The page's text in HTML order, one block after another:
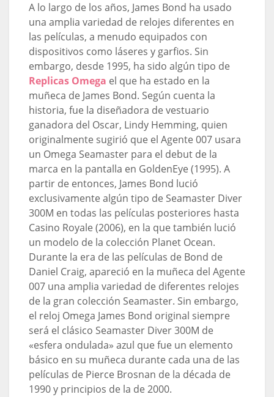
A lo largo de los años, James Bond ha usado
una amplia variedad de relojes diferentes en
las películas, a menudo equipados con
dispositivos como láseres y garfios. Sin
embargo, desde 1995, ha sido algún tipo de
Replicas Omega el que ha estado en la
muñeca de James Bond. Según cuenta la
historia, fue la diseñadora de vestuario
ganadora del Oscar, Lindy Hemming, quien
originalmente sugirió que el Agente 007 usara
un Omega Seamaster para el debut de la
marca en la pantalla en GoldenEye (1995). A
partir de entonces, James Bond lució
exclusivamente algún tipo de Seamaster Diver
300M en todas las películas posteriores hasta
Casino Royale (2006), en la que también lució
un modelo de la colección Planet Ocean.
Durante la era de las películas de Bond de
Daniel Craig, apareció en la muñeca del Agente
007 una amplia variedad de diferentes relojes
de la gran colección Seamaster. Sin embargo,
el reloj Omega James Bond original siempre
será el clásico Seamaster Diver 300M de
«esfera ondulada» azul que fue un elemento
básico en su muñeca durante cada una de las
películas de Pierce Brosnan de la década de
1990 y principios de la de 2000.